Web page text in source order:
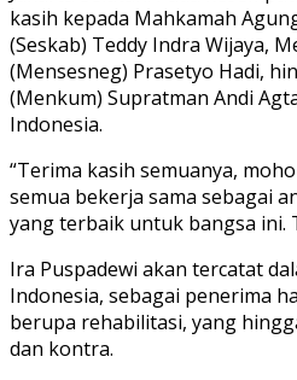
kasih kepada Mahkamah
(Seskab) Teddy Indra Wijaya,
(Mensesneg) Prasetyo Hadi,
(Menkum) Supratman Andi
Indonesia.
“Terima kasih semuanya,
semua bekerja sama sebagai
yang terbaik untuk bangsa ini.
Ira Puspadewi akan tercatat
Indonesia, sebagai penerima
berupa rehabilitasi, yang
dan kontra.